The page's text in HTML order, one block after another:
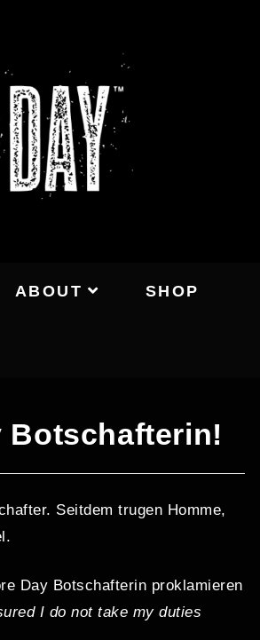
ABOUT SHOP
Botschafterin!
Seitdem trugen Homme,
Day Botschafterin proklamieren
I do not take my duties